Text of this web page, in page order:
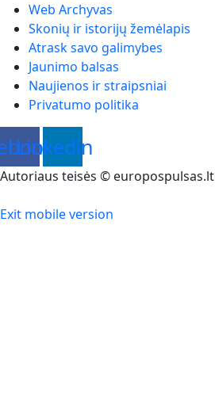
Web Archyvas
Skonių ir istorijų žemėlapis
Atrask savo galimybes
Jaunimo balsas
Naujienos ir straipsniai
Privatumo politika
Linkedin
Autoriaus teisės © europospulsas.lt
Exit mobile version